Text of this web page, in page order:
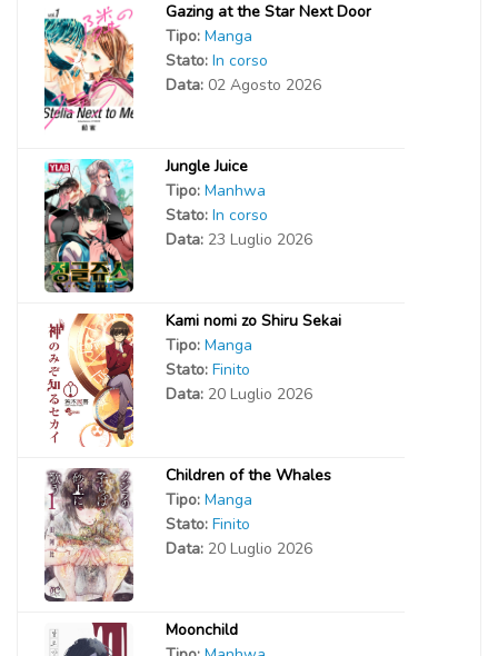
Gazing at the Star Next Door
Tipo: Manga
Stato: In corso
Data: 02 Agosto 2026
Jungle Juice
Tipo: Manhwa
Stato: In corso
Data: 23 Luglio 2026
Kami nomi zo Shiru Sekai
Tipo: Manga
Stato: Finito
Data: 20 Luglio 2026
Children of the Whales
Tipo: Manga
Stato: Finito
Data: 20 Luglio 2026
Moonchild